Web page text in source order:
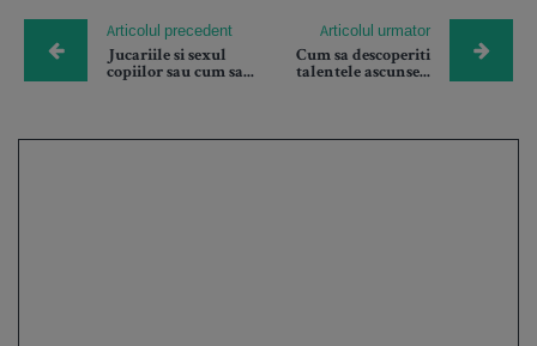
Articolul precedent
Jucariile si sexul
copiilor sau cum sa...
Articolul urmator
Cum sa descoperiti
talentele ascunse...